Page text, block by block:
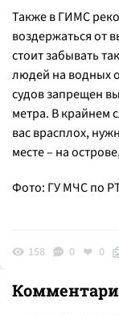
Также в ГИМС
воздержаться от
стоит забывать
людей на водных
судов запрещен
метра. В крайнем
вас врасплох,
месте – на
Фото: ГУ МЧС по
158 0 0